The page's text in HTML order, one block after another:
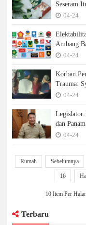
Seseram
04-24
Ambang
04-24
Korban
Trauma:
04-24
Legislator:
dan
04-24
Rumah Sebelumnya
16
10 Item Per
Terbaru